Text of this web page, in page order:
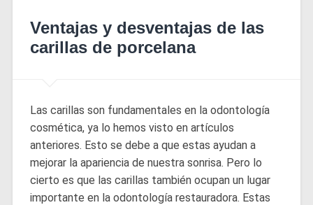
Ventajas y desventajas de las
carillas de porcelana
Las carillas son fundamentales en la odontología
cosmética, ya lo hemos visto en artículos
anteriores. Esto se debe a que estas ayudan a
mejorar la apariencia de nuestra sonrisa. Pero lo
cierto es que las carillas también ocupan un lugar
importante en la odontología restauradora. Estas